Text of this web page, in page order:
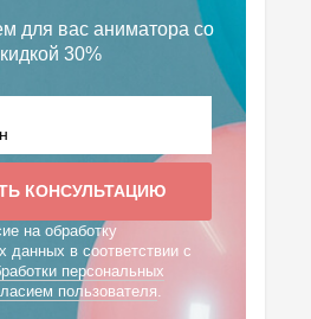
для вас аниматора со
30%
на обработку
данных в соответствии с
персональных
пользователя